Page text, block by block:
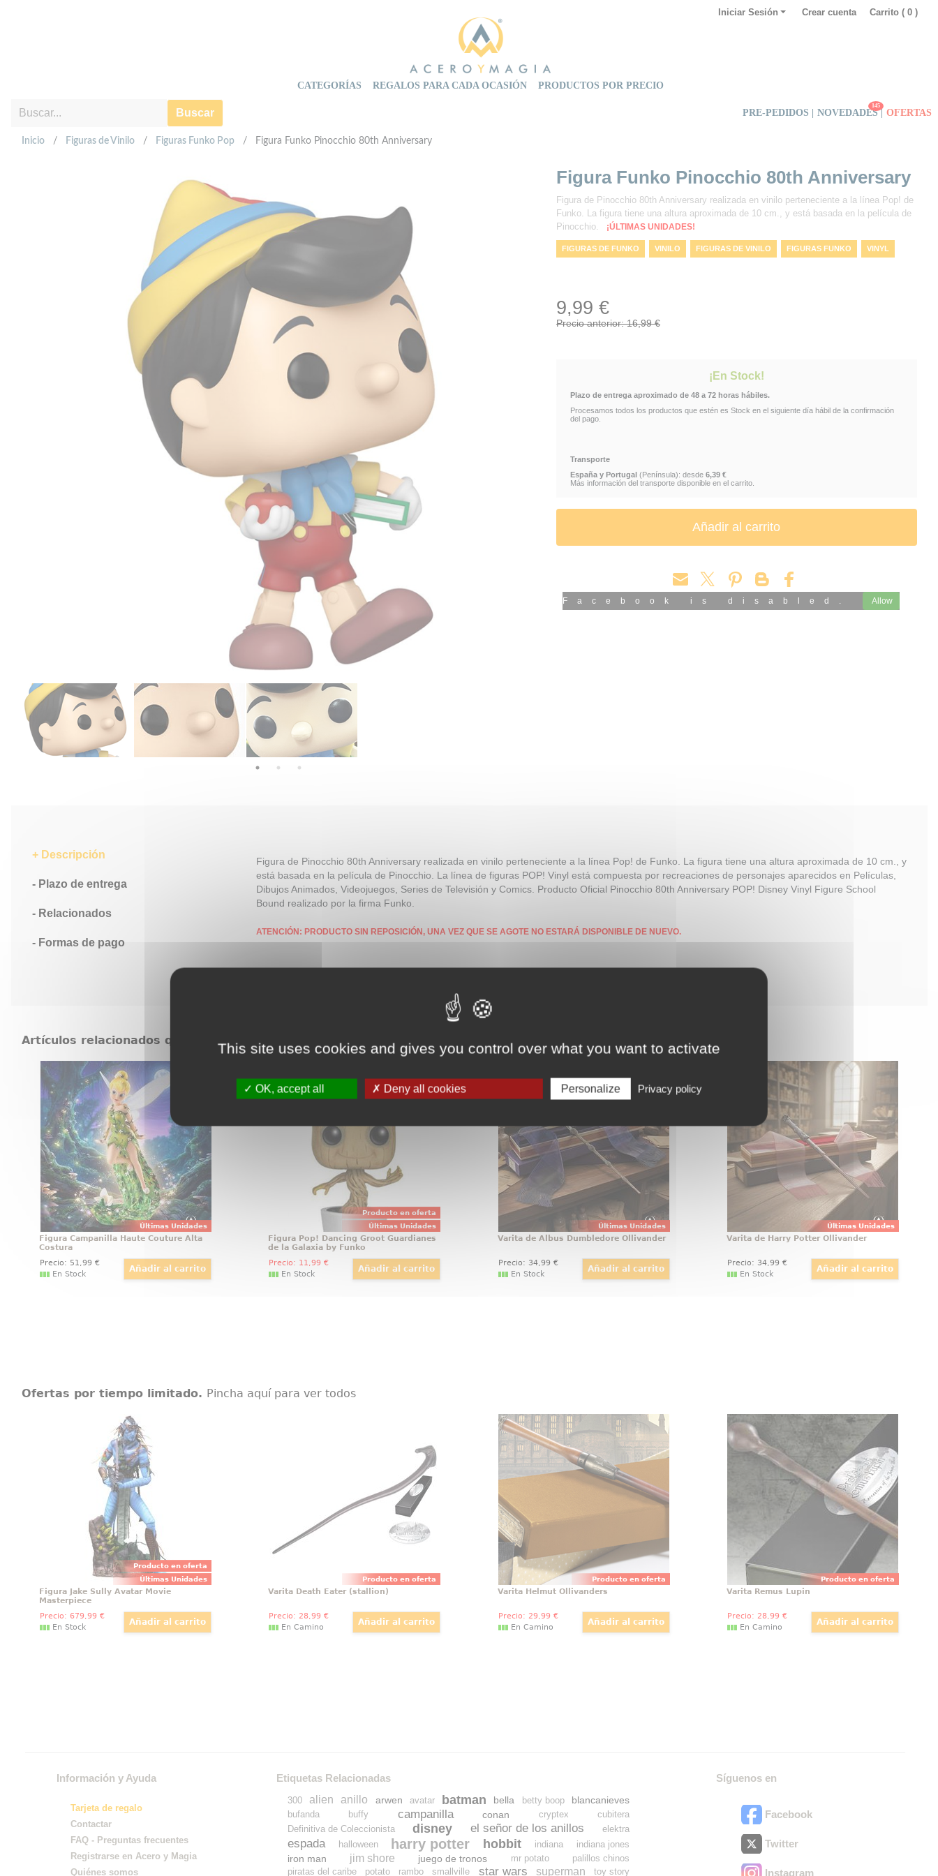
Carrito ( 0 )
Crear cuenta
Iniciar Sesión
CATEGORÍAS REGALOS PARA CADA OCASIÓN PRODUCTOS POR PRECIO
Buscar PRE-PEDIDOS | NOVEDADES
145
| OFERTAS
Inicio / Figuras de Vinilo / Figuras Funko Pop / Figura Funko Pinocchio 80th Anniversary
Figura Funko Pinocchio 80th Anniversary
Figura de Pinocchio 80th Anniversary realizada en vinilo perteneciente a la línea Pop! de
Funko. La figura tiene una altura aproximada de 10 cm., y está basada en la película de
Pinocchio.
¡ÚLTIMAS UNIDADES!
FIGURAS DE FUNKO VINILO FIGURAS DE VINILO FIGURAS FUNKO VINYL
9,99 €
Precio anterior: 16,99 €
¡En Stock!
Plazo de entrega aproximado de 48 a 72 horas hábiles.
Procesamos todos los productos que estén es Stock en el siguiente día hábil de la confirmación
del pago.
Transporte
España y Portugal(Península): desde 6,39 €
Más información del transporte disponible en el carrito.
Facebook is disabled. Allow
Descripción
Plazo de entrega
Relacionados
Formas de pago
Figura de Pinocchio 80th Anniversary realizada en vinilo perteneciente a la línea Pop! de Funko. La figura tiene una altura aproximada de 10 cm., y
está basada en la película de Pinocchio. La línea de figuras POP! Vinyl está compuesta por recreaciones de personajes aparecidos en Películas,
Dibujos Animados, Videojuegos, Series de Televisión y Comics. Producto Oficial Pinocchio 80th Anniversary POP! Disney Vinyl Figure School
Bound realizado por la firma Funko.
ATENCIÓN: PRODUCTO SIN REPOSICIÓN, UNA VEZ QUE SE AGOTE NO ESTARÁ DISPONIBLE DE NUEVO.
Artículos relacionados que también pueden interesarte. Pincha aquí para ver todos
Últimas Unidades
Figura Campanilla Haute Couture
Alta Costura
Mágica figura de Campanilla
(Tinker Bell) de la línea Haute
Couture de Walt Disney basada en
el clásico Peter Pan de 1953.
Figura Campanilla Haute Couture Alta
Costura
Precio: 51,99 €
En Stock
Producto en oferta
Últimas Unidades
Guardianes de la Galaxia by Funko
Figura de Dancing Groot realizada
en vinilo perteneciente a la línea
altura aproximada de 10 cm., y
está basada en la película de
Guardianes de la Galaxia de
Marvel Comics.
Figura Pop! Dancing Groot Guardianes
de la Galaxia by Funko
Precio: 11,99 €
En Stock
Últimas Unidades
Ollivander
Hay objetos que no se guardan, se
exhiben con orgullo, y la varita de
esa categoría desde el primer
vistazo. Esta réplica oficial de
Harry Potter reúne elegancia,
simbolismo y acabado de
colección
Varita de Albus Dumbledore Ollivander
Precio: 34,99 €
En Stock
Últimas Unidades
Varita de Harry Potter Ollivander
Varita de Harry Potter original con
licencia oficial, diseñada para
convertir cualquier colección en
una pieza con presencia propia
desde el primer vistazo. Esta
réplica de Harry Potter a escala
1:1 reúne acabado cuidado
Varita de Harry Potter Ollivander
Precio: 34,99 €
En Stock
Ofertas por tiempo limitado. Pincha aquí para ver todos
Producto en oferta
Últimas Unidades
Figura Jake Sully Avatar Movie
Figura Movie Masterpiece Edición
Limitada de Jake Sully basado en
la película Avatar interpretado por
Sam Worthington.
Figura Jake Sully Avatar Movie
Masterpiece
Precio: 679,99 €
En Stock
Producto en oferta
mundo mágico con la
impresionante Varita de Mortífago
versión 5 en su edición de
personaje. Esta réplica 1/1, tal
como se ve en las películas de
Harry Potter, ha sido pintada a
mano con meticulosidad
Varita Death Eater (stallion)
Precio: 28,99 €
En Camino
Producto en oferta
Varita Helmut Ollivanders
Épica, detallada y mágica réplica
oficial de la varita de Helmut,
basada en la saga de películas
Animales Fantásticos. Viene en
una bonita caja de regalo y con
una cenefa para adornar.
Varita Helmut Ollivanders
Precio: 29,99 €
En Camino
Producto en oferta
Varita Remus Lupin
Espectacular y realista réplica
oficial de la varita del profesor
Remus Lupin con motivo de la
película Harry Potter, Las
Reliquias de la Muerte (Harry
Potter and the Deathly Hollow).
Viene en caja de regalo
Varita Remus Lupin
Precio: 28,99 €
En Camino
Información y Ayuda
Tarjeta de regalo
Contactar
FAQ - Preguntas frecuentes
Registrarse en Acero y Magia
Quiénes somos
Etiquetas Relacionadas
300 alien anillo arwen avatar batman bella betty boop blancanieves
bufanda buffy campanilla conan cryptex
cubitera
Definitiva de Coleccionista
disney el señor de los anillos elektra
espada halloween harry potter hobbit indiana indiana jones
iron man jim shore juego de tronos mr potato
palillos chinos
piratas del caribe
potato rambo smallville star wars superman toy story
Síguenos en
Facebook
Twitter
Instagram
This site uses cookies and gives you control over what you want to activate
OK, accept all Deny all cookies Personalize Privacy policy